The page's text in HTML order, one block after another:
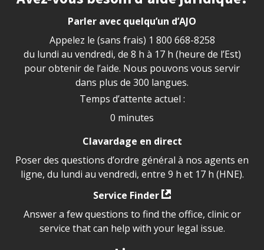
Parler avec quelqu’un d’AJO
Appelez le (sans frais) 1 800 668-8258
du lundi au vendredi, de 8 h à 17 h (heure de l’Est)
pour obtenir de l’aide. Nous pouvons vous servir
dans plus de 300 langues.
Temps d’attente actuel :
0 minutes
Clavardage en direct
Poser des questions d’ordre général à nos agents en
ligne, du lundi au vendredi, entre 9 h et 17 h (HNE).
Service Finder
Answer a few questions to find the office, clinic or
service that can help with your legal issue.